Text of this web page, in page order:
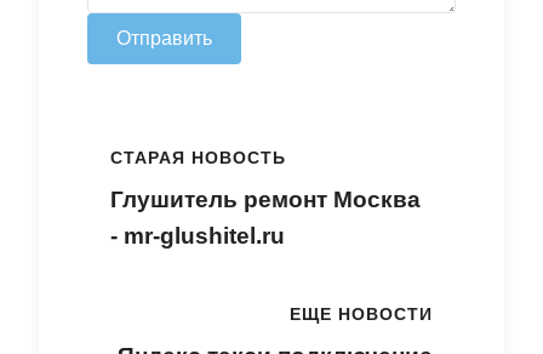
Отправить
СТАРАЯ НОВОСТЬ
Глушитель ремонт Москва
- mr-glushitel.ru
ЕЩЕ НОВОСТИ